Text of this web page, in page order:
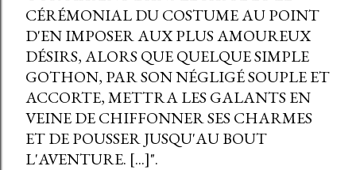
CÉRÉMONIAL DU COSTUME AU POINT
D'EN IMPOSER AUX PLUS AMOUREUX
DÉSIRS, ALORS QUE QUELQUE SIMPLE
GOTHON, PAR SON NÉGLIGÉ SOUPLE ET
ACCORTE, METTRA LES GALANTS EN
VEINE DE CHIFFONNER SES CHARMES
ET DE POUSSER JUSQU'AU BOUT
L'AVENTURE. [...]".